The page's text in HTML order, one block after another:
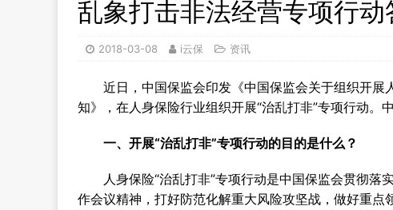
乱象打击非法经营专项行动
2018-03-08 i云保 资讯
近日，中国保监会印发《中国保监会关于组织开
知》，在人身保险行业组织开展“治乱打非”专项行动。
一、开展“治乱打非”专项行动的目的是什么？
人身保险“治乱打非”专项行动是中国保监会贯彻
作会议精神，打好防范化解重大风险攻坚战，做好重